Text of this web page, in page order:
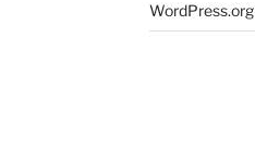
WordPress.org